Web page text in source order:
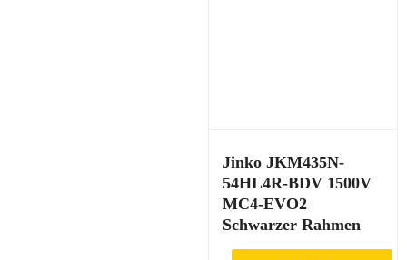
Jinko JKM435N-
54HL4R-BDV 1500V
MC4-EVO2
Schwarzer Rahmen